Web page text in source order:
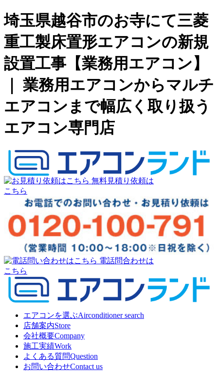
埼玉県越谷市のお寺にて三菱
重工製床置形エアコンの新規
設置工事【業務用エアコン】
｜ 業務用エアコンからマルチ
エアコンまで幅広く取り扱う
エアコン専門店
無料見積り依頼は
こちら
電話問合わせは
こちら
エアコンを選ぶAirconditioner search
店舗案内Store
会社概要Company
施工実績Work
よくある質問Question
お問い合わせContact us